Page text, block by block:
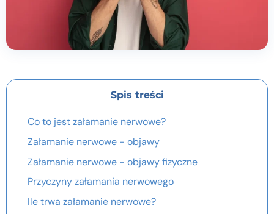
Spis treści
Co to jest załamanie nerwowe?
Załamanie nerwowe - objawy
Załamanie nerwowe - objawy fizyczne
Przyczyny załamania nerwowego
Ile trwa załamanie nerwowe?